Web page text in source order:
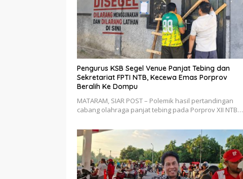
Pengurus KSB Segel Venue Panjat Tebing dan
Sekretariat FPTI NTB, Kecewa Emas Porprov
Beralih Ke Dompu
MATARAM, SIAR POST – Polemik hasil pertandingan
cabang olahraga panjat tebing pada Porprov XII NTB…